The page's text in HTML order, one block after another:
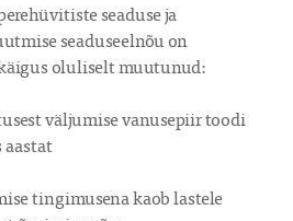
seaduse ja
seaduseelnõu on
oluliselt muutunud:
väljumise vanusepiir toodi
aastat
tingimusena kaob lastele